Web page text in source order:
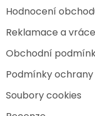
Hodnocení
Reklamace a
Obchodní
Podmínky
Soubory cookies